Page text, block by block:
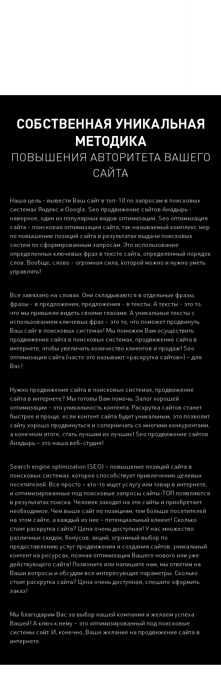
СОБСТВЕННАЯ УНИКАЛЬНАЯ
МЕТОДИКА
ПОВЫШЕНИЯ АВТОРИТЕТА ВАШЕГО
САЙТА
Наша цель - вывести Ваш сайт в топ-10 по запросам в поисковых
системах Яндекс и Google. Seo продвижение сайтов Анадырь -
наверное, один из популярных видов оптимизации. Seo оптимизация
сайта - поисковая оптимизация сайта, так называемый комплекс мер
по повышению позиций сайта в результатах выдачи поисковых
систем по сформированным запросам. Это использование
определенных ключевых фраз в тексте сайта, определенный порядок
слов. Вообще, слово - огромная сила, которой можно и нужно уметь
управлять!
Все завязано на словах. Они складываются в отдельные фразы,
фразы - в предложения, предложения - в тексты. А тексты - это то,
что мы привыкли видеть своими глазами. А уникальные тексты с
использованием ключевых фраз – это то, что поможет продвинуть
Ваш сайт в поисковых системах! Мы поможем Вам осуществить
продвижение сайта в поисковых системах, продвижение сайта в
интернете, чтобы увеличить количество клиентов и продаж! Seo
оптимизация сайта (часто это называют «раскрутка сайтов») – для
Вас!
Нужно продвижение сайта в поисковых системах, продвижение
сайта в интернете? Мы готовы Вам помочь. Залог хорошей
оптимизации - это уникальность контента. Раскрутка сайтов станет
быстрее и проще, если контент сайта будет уникальным, это позволит
сайту хорошо продвинуться и соперничать со многими конкурентами,
а конечном итоге, стать лучшим из лучших! Seo продвижение сайтов
Анадырь – это наша веб-студия!
Search engine optimization (SEO) – повышение позиций сайта в
поисковых системах, которое способствует привлечению целевых
посетителей. Все просто – кто-то ищет услугу или товар в интернете,
и оптимизированные под поисковые запросы сайты-ТОП появляются
в результатах поиска. Человек заходит на эти сайты и приобретает
необходимое. Чем выше сайт по позициям, тем больше посетителей
на этом сайте, а каждый из них – потенциальный клиент! Сколько
стоит раскрутка сайта? Цена очень доступная! У нас множество
различных скидок, бонусов, акций, огромный выбор по
предоставлению услуг продвижения и создания сайтов, уникальный
контент на ресурсах, полная оптимизация Вашего нового или уже
действующего сайта! Позвоните или напишите нам, мы ответим на
Ваши вопросы и обсудим все интересующие параметры. Сколько
стоит раскрутка сайта? Цена очень доступная, спешите оформить
заказ!
Мы благодарим Вас за выбор нашей компании и желаем успеха
Вашей! А ключ к нему – это оптимизированный под поисковые
системы сайт. И, конечно, Ваше желание на продвижение сайта в
интернете.